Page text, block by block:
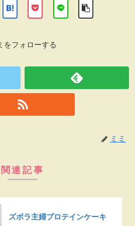
をフォローする
ミミ
関連記事
ズボラ主婦プロテインケーキ